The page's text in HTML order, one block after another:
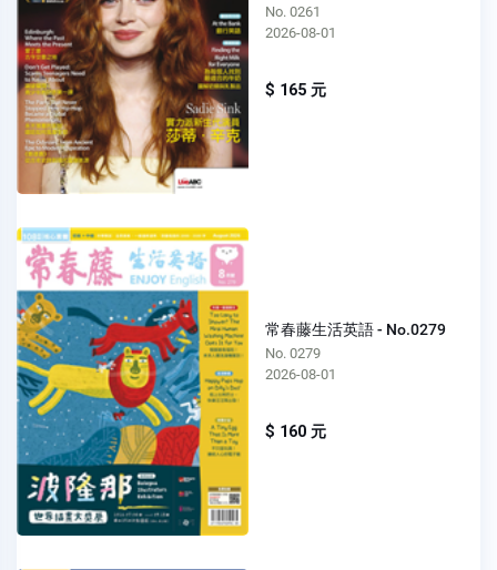
No. 0261
2026-08-01
$ 165 元
常春藤生活英語 - No.0279
No. 0279
2026-08-01
$ 160 元